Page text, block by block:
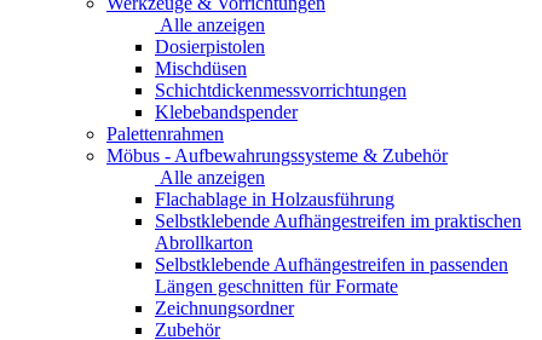
Alle anzeigen
Dosierpistolen
Mischdüsen
Schichtdickenmessvorrichtungen
Klebebandspender
Palettenrahmen
Möbus - Aufbewahrungssysteme & Zubehör
Alle anzeigen
Flachablage in Holzausführung
Selbstklebende Aufhängestreifen im praktischen
Abrollkarton
Selbstklebende Aufhängestreifen in passenden
Längen geschnitten für Formate
Zeichnungsordner
Zubehör